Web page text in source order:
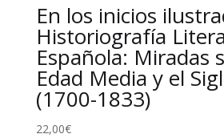
En los inicios
Historiografía
Española: Miradas
Edad Media y el
(1700-1833)
22,00€